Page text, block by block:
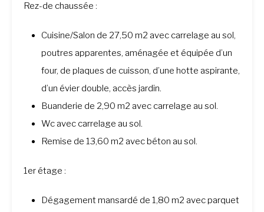
Rez-de chaussée :
Cuisine/Salon de 27,50 m2 avec carrelage au sol,
poutres apparentes, aménagée et équipée d’un
four, de plaques de cuisson, d’une hotte aspirante,
d’un évier double, accès jardin.
Buanderie de 2,90 m2 avec carrelage au sol.
Wc avec carrelage au sol.
Remise de 13,60 m2 avec béton au sol.
1er étage :
Dégagement mansardé de 1,80 m2 avec parquet